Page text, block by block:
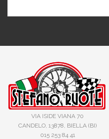
VIA ISIDE VIANA 70
CANDELO, 13878, BIELLA (BI)
015 253 84 41